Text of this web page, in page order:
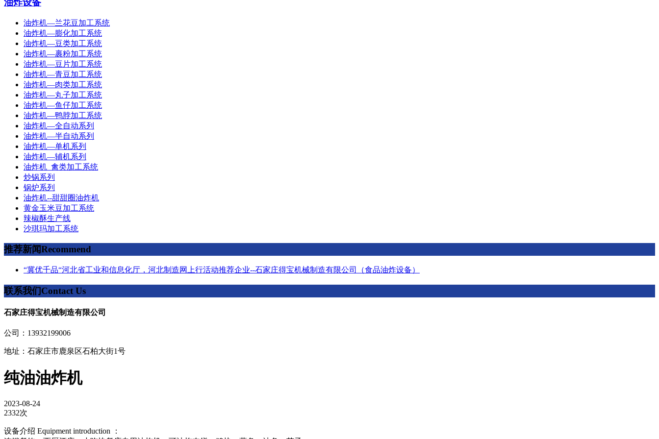
油炸设备
油炸机—兰花豆加工系统
油炸机—膨化加工系统
油炸机—豆类加工系统
油炸机—裹粉加工系统
油炸机—豆片加工系统
油炸机—青豆加工系统
油炸机—肉类加工系统
油炸机—丸子加工系统
油炸机—鱼仔加工系统
油炸机—鸭脖加工系统
油炸机—全自动系列
油炸机—半自动系列
油炸机—单机系列
油炸机—辅机系列
油炸机_禽类加工系统
炒锅系列
锅炉系列
油炸机--甜甜圈油炸机
黄金玉米豆加工系统
辣椒酥生产线
沙琪玛加工系统
推荐新闻Recommend
“冀优千品“河北省工业和信息化厅，河北制造网上行活动推荐企业--石家庄得宝机械制造有限公司（食品油炸设备）
联系我们Contact Us
石家庄得宝机械制造有限公司
公司：13932199006
地址：石家庄市鹿泉区石柏大街1号
纯油油炸机
2023-08-24
2332次
设备介绍 Equipment introduction ：